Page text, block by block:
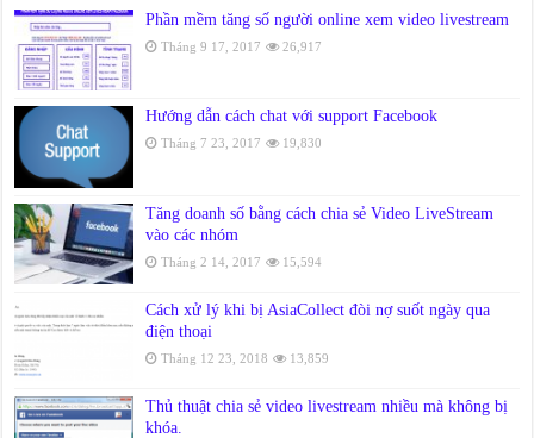
Phần mềm tăng số người online xem video livestream
Tháng 9 17, 2017 26,917
Hướng dẫn cách chat với support Facebook
Tháng 7 23, 2017 19,830
Tăng doanh số bằng cách chia sẻ Video LiveStream
vào các nhóm
Tháng 2 14, 2017 15,594
Cách xử lý khi bị AsiaCollect đòi nợ suốt ngày qua
điện thoại
Tháng 12 23, 2018 13,859
Thủ thuật chia sẻ video livestream nhiều mà không bị
khóa.